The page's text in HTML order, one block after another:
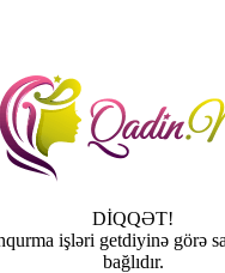
DİQQƏT!
işləri getdiyinə görə
bağlıdır.